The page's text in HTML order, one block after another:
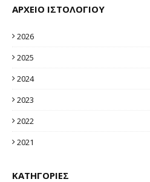
ΑΡΧΕΙΟ ΙΣΤΟΛΟΓΙΟΥ
2026
2025
2024
2023
2022
2021
ΚΑΤΗΓΟΡΙΕΣ